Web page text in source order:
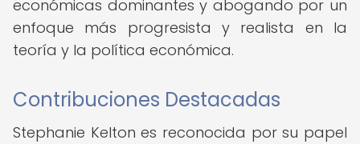
económicas dominantes y abogando por un
enfoque más progresista y realista en la
teoría y la política económica.
Contribuciones Destacadas
Stephanie Kelton es reconocida por su papel